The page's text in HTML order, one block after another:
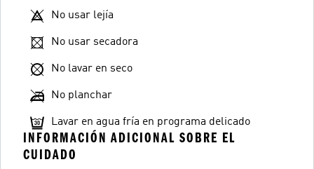
No usar lejía
No usar secadora
No lavar en seco
No planchar
Lavar en agua fría en programa delicado
INFORMACIÓN ADICIONAL SOBRE EL
CUIDADO